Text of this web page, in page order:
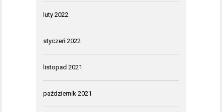
luty 2022
styczeń 2022
listopad 2021
październik 2021